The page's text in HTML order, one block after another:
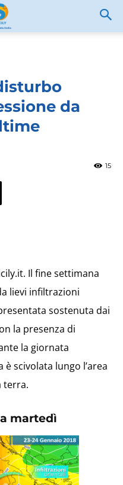
da
15
Il fine settimana
lievi infiltrazioni
sostenuta dai
la presenza di
la giornata
scivolata lungo l’area
terra.
martedì